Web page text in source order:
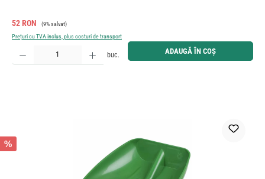
Preț de vânzare:
52 RON Preț obișnuit:
(9% salvat)
Prețuri cu TVA inclus, plus costuri de transport
Cantitate produs: Introduceți cantitatea dorită sau utilizați butoanele pentru a mări sau micșora
buc. ADAUGĂ ÎN COȘ
%